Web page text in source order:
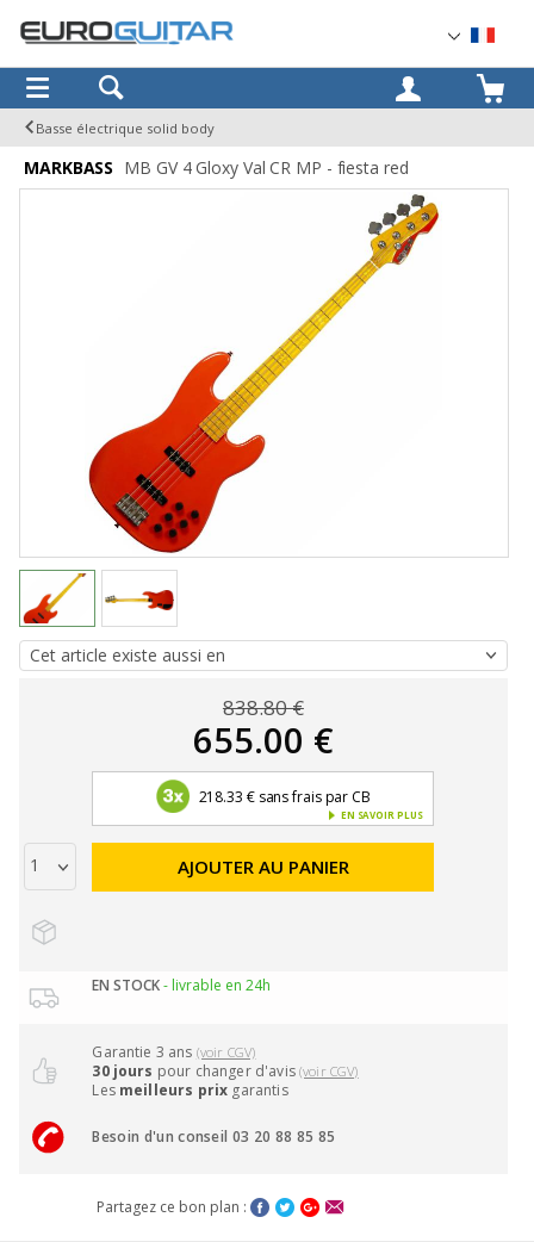
OK
Basse électrique solid body
MARKBASS MB GV 4 Gloxy Val CR MP - fiesta red
838.80 €
655.00 €
218.33 € sans frais par CB
EN SAVOIR PLUS
AJOUTER AU PANIER
EN STOCK- livrable en 24h
Garantie 3 ans (voir CGV)
30 jours pour changer d'avis(voir CGV)
Les meilleurs prix garantis
Besoin d'un conseil 03 20 88 85 85
Partagez ce bon plan :